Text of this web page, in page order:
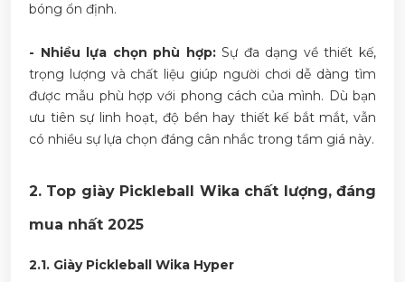
bóng ổn định.
- Nhiều lựa chọn phù hợp:Sự đa dạng về thiết kế,
trọng lượng và chất liệu giúp người chơi dễ dàng tìm
được mẫu phù hợp với phong cách của mình. Dù bạn
ưu tiên sự linh hoạt, độ bền hay thiết kế bắt mắt, vẫn
có nhiều sự lựa chọn đáng cân nhắc trong tầm giá này.
2. Top giày Pickleball Wika chất lượng, đáng
mua nhất 2025
2.1. Giày Pickleball Wika Hyper